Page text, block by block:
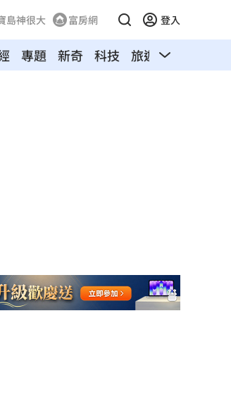
島神很大 富房網 登入
專題 新奇 科技 旅遊 汽車